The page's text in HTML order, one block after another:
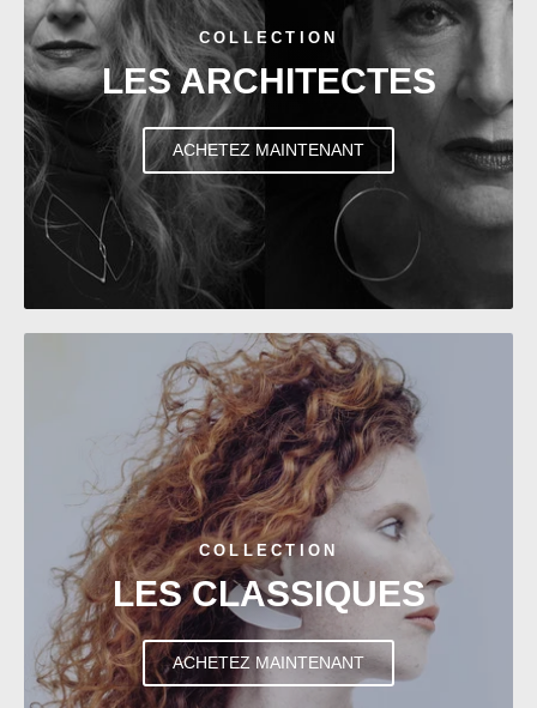
COLLECTION
LES ARCHITECTES
ACHETEZ MAINTENANT
COLLECTION
LES CLASSIQUES
ACHETEZ MAINTENANT